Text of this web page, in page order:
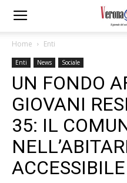
Home Enti
Enti News Sociale
UN FONDO
GIOVANI
35: IL
ACCESSIBILE